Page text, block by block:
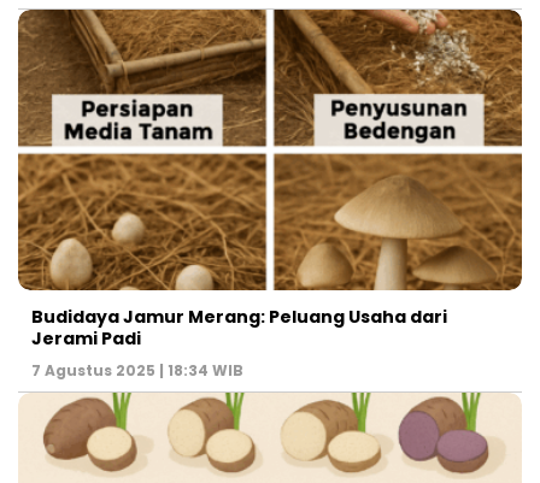
Budidaya Jamur Merang: Peluang Usaha dari
Jerami Padi
7 Agustus 2025 | 18:34 WIB